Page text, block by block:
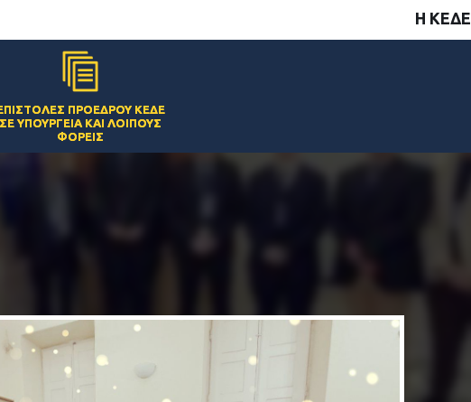
Η ΚΕΔΕ
ΠΡΟΈΔΡΟΥ ΚΕΔΕ
ΣΕ ΥΠΟΥΡΓΕΊΑ ΚΑΙ ΛΟΙΠΟΎΣ
ΦΟΡΕΊΣ